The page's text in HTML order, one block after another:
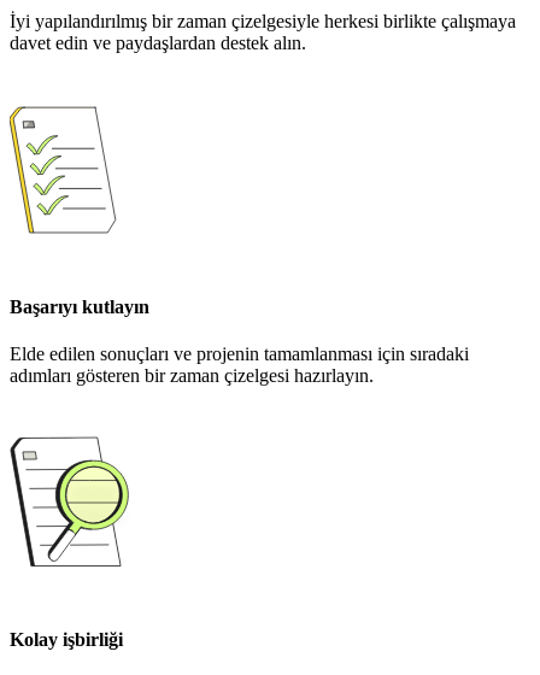
İyi yapılandırılmış bir zaman çizelgesiyle herkesi birlikte çalışmaya
davet edin ve paydaşlardan destek alın.
Başarıyı kutlayın
Elde edilen sonuçları ve projenin tamamlanması için sıradaki
adımları gösteren bir zaman çizelgesi hazırlayın.
Kolay işbirliği